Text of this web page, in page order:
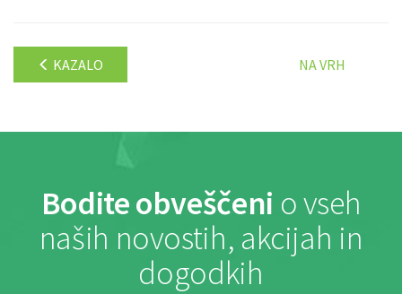
KAZALO NA VRH
Bodite obveščeni o vseh
naših novostih, akcijah in
dogodkih